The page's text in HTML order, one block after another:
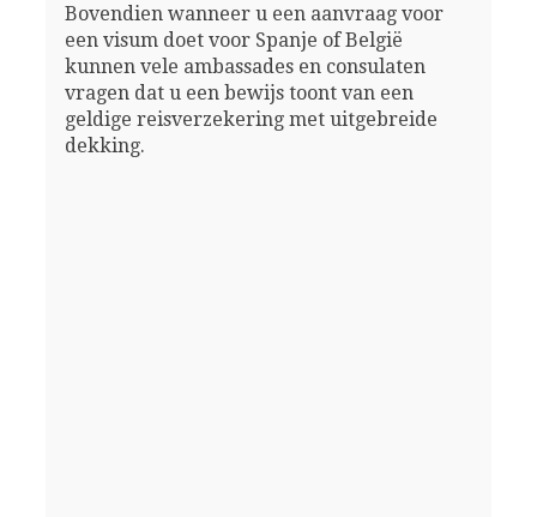
Bovendien wanneer u een aanvraag voor
een visum doet voor Spanje of België
kunnen vele ambassades en consulaten
vragen dat u een bewijs toont van een
geldige reisverzekering met uitgebreide
dekking.